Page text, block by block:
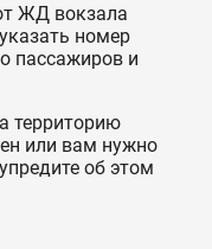
ЖД вокзала
номер
пассажиров и
территорию
или вам нужно
об этом